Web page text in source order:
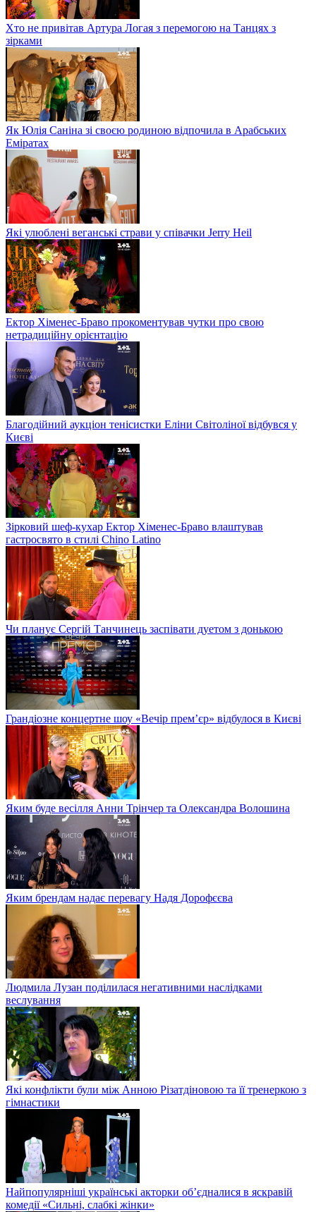
Хто не привітав Артура Логая з перемогою на Танцях з
зірками
Як Юлія Саніна зі своєю родиною відпочила в Арабських
Еміратах
Які улюблені веганські страви у співачки Jerry Heil
Ектор Хіменес-Браво прокоментував чутки про свою
нетрадиційну орієнтацію
Благодійний аукціон тенісистки Еліни Світоліної відбувся у
Києві
Зірковий шеф-кухар Ектор Хіменес-Браво влаштував
гастросвято в стилі Chino Latino
Чи планує Сергій Танчинець заспівати дуетом з донькою
Грандіозне концертне шоу «Вечір прем’єр» відбулося в Києві
Яким буде весілля Анни Трінчер та Олександра Волошина
Яким брендам надає перевагу Надя Дорофєєва
Людмила Лузан поділилася негативними наслідками
веслування
Які конфлікти були між Анною Різатдіновою та її тренеркою з
гімнастики
Найпопулярніші українські акторки об’єдналися в яскравій
комедії «Сильні, слабкі жінки»